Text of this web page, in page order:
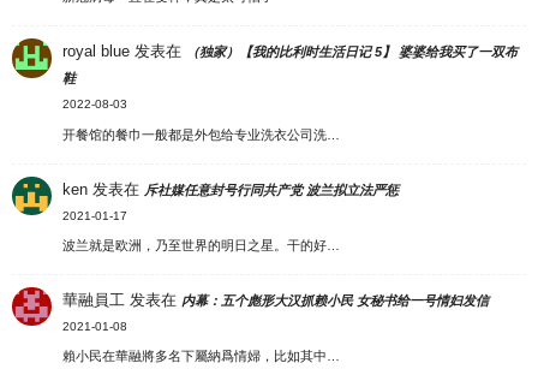
royal blue 发表在
（独家）【我的比利时生活日记 5】 婆婆给我买了一双布
鞋
2022-08-03
开餐馆的餐巾一般都是外包给专业洗衣公司洗…
ken 发表在 斥社媒任意封号行同共产党 波兰拟立法严惩
2021-01-17
波兰就是欧洲，乃至世界的明日之星。干的好…
華融員工 发表在 内幕：五个彪形大汉抓赖小民 女秘书给一号情妇发信
2021-01-08
賴小民在華融將多名下屬納爲情婦，比如其中…